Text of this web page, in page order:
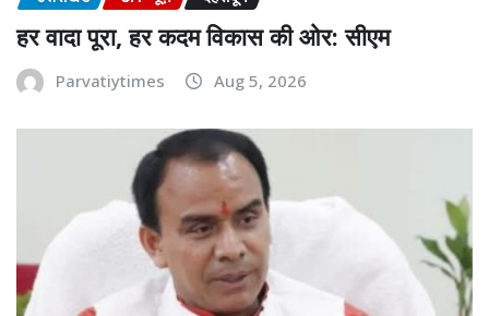
हर वादा पूरा, हर कदम विकास की ओर: सीएम
Parvatiytimes Aug 5, 2026